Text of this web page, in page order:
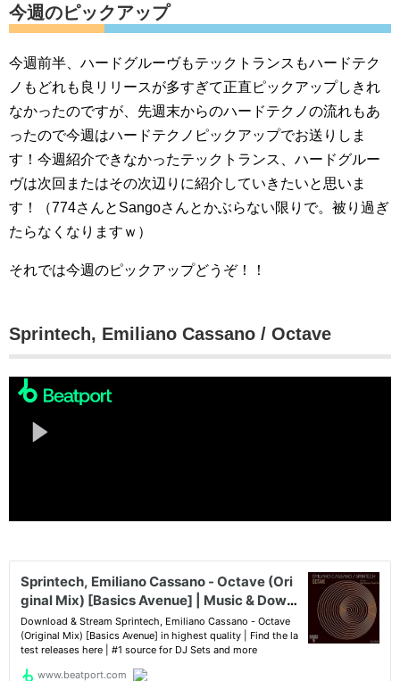
今週のピックアップ
今週前半、ハードグルーヴもテックトランスもハードテク
ノもどれも良リリースが多すぎて正直ピックアップしきれ
なかったのですが、先週末からのハードテクノの流れもあ
ったので今週はハードテクノピックアップでお送りしま
す！今週紹介できなかったテックトランス、ハードグルー
ヴは次回またはその次辺りに紹介していきたいと思いま
す！（774さんとSangoさんとかぶらない限りで。被り過ぎ
たらなくなりますｗ）
それでは今週のピックアップどうぞ！！
Sprintech, Emiliano Cassano / Octave